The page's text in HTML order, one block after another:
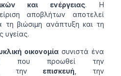
και ενέργειας. Η
αποβλήτων αποτελεί
τη βιώσιμη ανάπτυξη και τη
υγείας.
οικονομίασυνιστά ένα
που προωθεί την
, την επισκευή , την